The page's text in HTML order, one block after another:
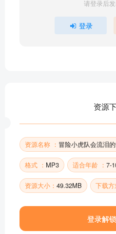
请登录后
登录
资源
资源名称 ： 冒险小虎队会流泪
格式 ： MP3 适合年龄 ： 7-
资源大小： 49.32MB 下载方
登录解